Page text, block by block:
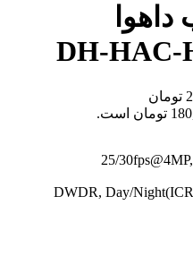
قیمت اصلی 210,000 تومان
25/
DWDR, Day/